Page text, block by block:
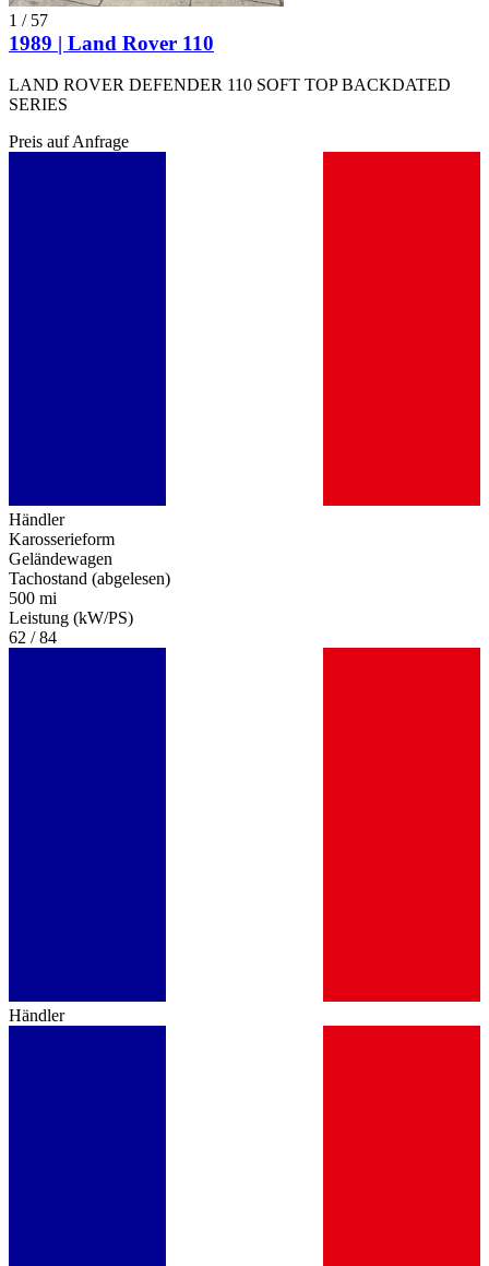
1 / 57
1989 | Land Rover 110
LAND ROVER DEFENDER 110 SOFT TOP BACKDATED
SERIES
Preis auf Anfrage
Händler
Karosserieform
Geländewagen
Tachostand (abgelesen)
500 mi
Leistung (kW/PS)
62 / 84
Händler